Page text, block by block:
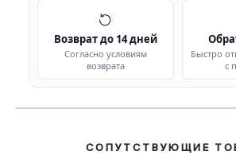
Возврат до 14 дней
Согласно условиям
возврата
Быстро
с
СОПУТСТВУЮЩИЕ